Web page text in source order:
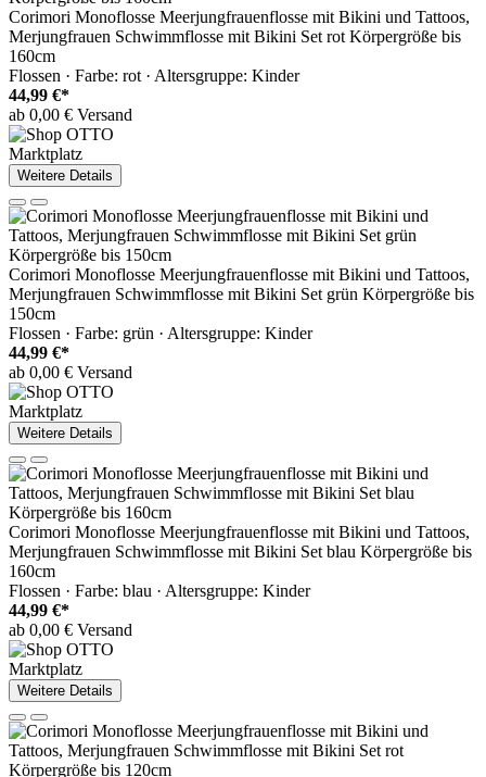
Corimori Monoflosse Meerjungfrauenflosse mit Bikini und Tattoos,
Merjungfrauen Schwimmflosse mit Bikini Set rot Körpergröße bis
160cm
Flossen · Farbe: rot · Altersgruppe: Kinder
44,99 €*
ab 0,00 € Versand
Marktplatz
Weitere Details
Corimori Monoflosse Meerjungfrauenflosse mit Bikini und Tattoos,
Merjungfrauen Schwimmflosse mit Bikini Set grün Körpergröße bis
150cm
Flossen · Farbe: grün · Altersgruppe: Kinder
44,99 €*
ab 0,00 € Versand
Marktplatz
Weitere Details
Corimori Monoflosse Meerjungfrauenflosse mit Bikini und Tattoos,
Merjungfrauen Schwimmflosse mit Bikini Set blau Körpergröße bis
160cm
Flossen · Farbe: blau · Altersgruppe: Kinder
44,99 €*
ab 0,00 € Versand
Marktplatz
Weitere Details